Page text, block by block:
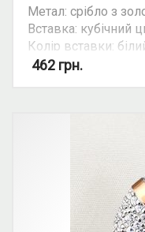
Метал: срібло з
Вставка: кубічний
Колір вставки:
Вид: круглий камінь.
462 грн.